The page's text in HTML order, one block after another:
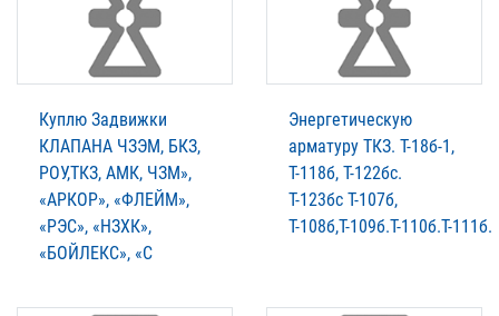
Куплю Задвижки
КЛАПАНА ЧЗЭМ, БКЗ,
РОУ,ТКЗ, АМК, ЧЗМ»,
«АРКОР», «ФЛЕЙМ»,
«РЭС», «НЗХК»,
«БОЙЛЕКС», «С
Энергетическую
арматуру ТКЗ. T-18б-1,
Т-118б, Т-122бс.
Т-123бс Т-107б,
Т-108б,Т-109б.Т-110б.Т-111б.